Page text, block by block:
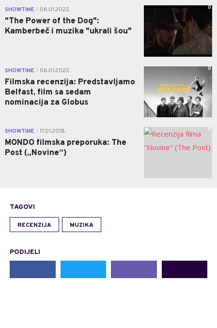
SHOWTIME 08.01.2022.
"The Power of the Dog":
Kamberbeč i muzika "ukrali šou"
0
SHOWTIME 06.01.2022.
Filmska recenzija: Predstavljamo
Belfast, film sa sedam
nominacija za Globus
0
SHOWTIME 17.01.2018.
MONDO filmska preporuka: The
Post („Novine“)
0
TAGOVI
RECENZIJA MUZIKA
PODIJELI